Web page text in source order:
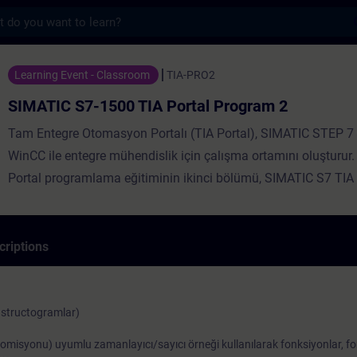
1500 TIA Portal Program 2 -
Learning Event - Classroom TIA-PRO2
SIMATIC S7-1500 TIA Portal Program 2
Tam Entegre Otomasyon Portalı (TIA Portal), SIMATIC STEP 7
WinCC ile entegre mühendislik için çalışma ortamını
Portal programlama eğitiminin ikinci bölümü, SIMATIC S7 TIA
işlemler hakkındaki bilginizi genişletecek ve Yapılandırılmış
(SCL) programlama diline giriş yapacaksınız. Analog değer
değerlendirilmesi de ele alınmaktadır. Aktarılan bilgiler
structogramlar)
uyumlu zamanlayıcı/sayıcı örneği kullanılarak fonksiyonlar,